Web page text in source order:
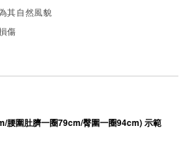
其自然風貌
傷
腰圍肚臍一圈79cm/臀圍一圈94cm) 示範